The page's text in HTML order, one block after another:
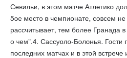
Севильи, в этом матче Атлетико
5ое место в чемпионате, совсем
рассчитывает, тем более Гранада
о чем".4. Сассуоло-Болонья. Гости
последних матчах и в этой встрече